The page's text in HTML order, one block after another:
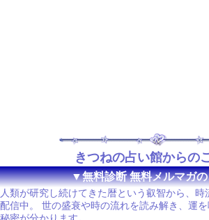
きつねの占い館からの
▼無料診断 無料メルマガ
人類が研究し続けてきた暦という叡智から、
配信中。 世の盛衰や時の流れを読み解き、運